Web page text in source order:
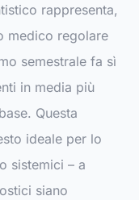
rappresenta,
medico regolare
semestrale fa sì
in media più
Questa
ideale per lo
sistemici – a
siano